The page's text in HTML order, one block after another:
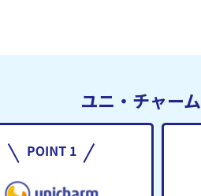
ユニ・チャーム